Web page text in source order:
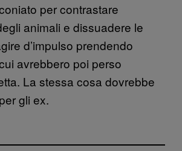
per contrastare
animali e dissuadere le
d’impulso prendendo
avrebbero poi perso
La stessa cosa dovrebbe
gli ex.